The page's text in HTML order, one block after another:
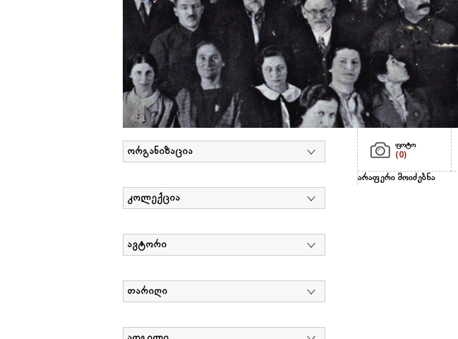
ორგანიზაცია
კოლექცია
ავტორი
თარიღი
ფოტო
(0)
არაფერი მოიძებნა